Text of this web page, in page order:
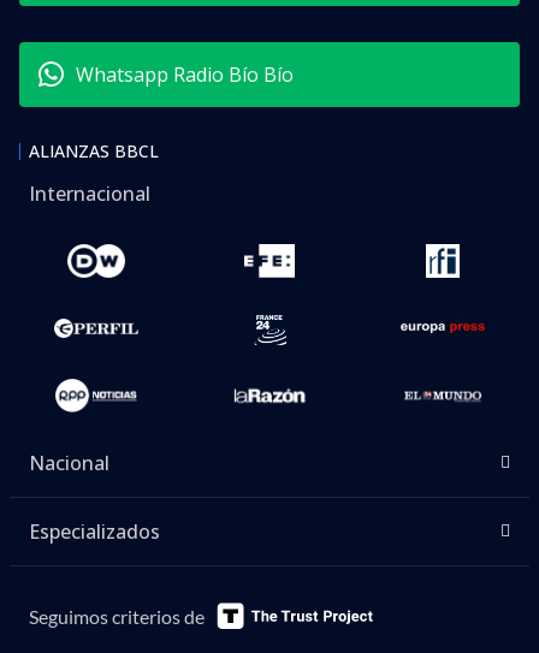
Whatsapp Radio Bío Bío
ALIANZAS BBCL
Internacional
Nacional
Especializados
Seguimos criterios de